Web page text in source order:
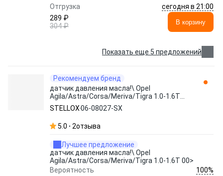
Отгрузка
сегодня в 21:00
289 ₽
304 ₽
В корзину
Показать еще 5 предложений
Рекомендуем бренд
датчик давления масла!\ Opel
Agila/Astra/Corsa/Meriva/Tigra 1.0-1.6T
00> 06-08027-SX STELLOX
STELLOX06-08027-SX
5.0 2отзыва
Лучшее предложение
датчик давления масла!\ Opel
Agila/Astra/Corsa/Meriva/Tigra 1.0-1.6T 00>
Вероятность
100%